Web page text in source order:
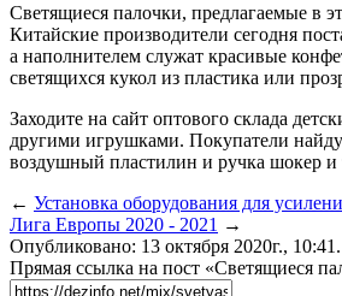
Светящиеся палочки, предлагаемые в
Китайские производители сегодня
а наполнителем служат красивые
светящихся кукол из пластика или
Заходите на сайт оптового склада
другими игрушками. Покупатели
воздушный пластилин и ручка шокер и
← Установка оборудования для
Лига Европы 2020 - 2021 →
Опубликовано: 13 октября 2020г., 10:41.
Прямая ссылка на пост «Светящиеся